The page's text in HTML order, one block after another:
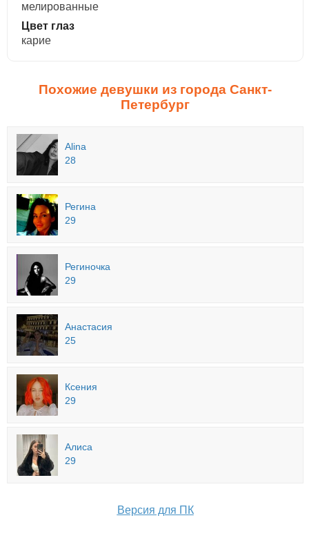
мелированные
Цвет глаз
карие
Похожие девушки из города Санкт-
Петербург
Alina
28
Регина
29
Региночка
29
Анастасия
25
Ксения
29
Алиса
29
Версия для ПК